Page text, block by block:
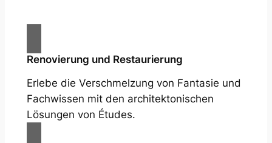
Renovierung und Restaurierung
Erlebe die Verschmelzung von Fantasie und
Fachwissen mit den architektonischen
Lösungen von Études.